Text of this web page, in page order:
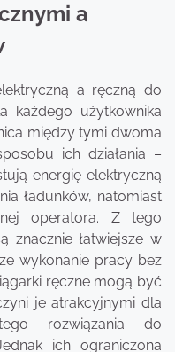
a
a ręczną do
każdego użytkownika
między tymi dwoma
ich działania –
energię elektryczną
ładunków, natomiast
operatora. Z tego
znacznie łatwiejsze w
wykonanie pracy bez
ręczne mogą być
je atrakcyjnymi dla
rozwiązania do
ich ograniczona